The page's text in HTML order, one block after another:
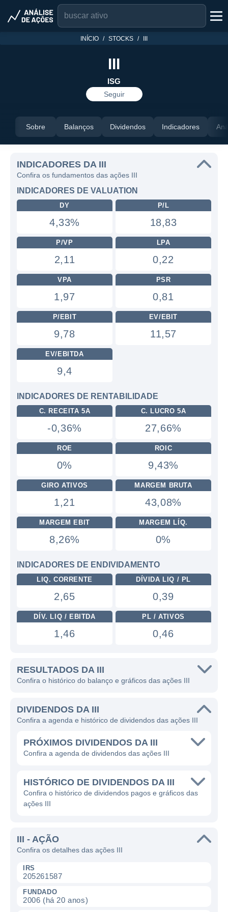
INÍCIO STOCKS
III
ISG
Seguir
Sobre Balanços Dividendos Indicadores
INDICADORES DA III
Confira os fundamentos das ações III
INDICADORES DE VALUATION
DY
4,33%
P/L
18,83
P/VP
2,11
LPA
0,22
VPA
1,97
PSR
0,81
P/EBIT
9,78
EV/EBIT
11,57
EV/EBITDA
9,4
INDICADORES DE RENTABILIDADE
C. RECEITA 5A
-0,36%
C. LUCRO 5A
27,66%
ROE
0%
ROIC
9,43%
GIRO ATIVOS
1,21
MARGEM BRUTA
43,08%
MARGEM EBIT
8,26%
MARGEM LÍQ.
0%
INDICADORES DE ENDIVIDAMENTO
LIQ. CORRENTE
2,65
DÍVIDA LIQ / PL
0,39
DÍV. LIQ / EBITDA
1,46
PL / ATIVOS
0,46
RESULTADOS DA III
Confira o histórico do balanço e gráficos das ações III
DIVIDENDOS DA III
Confira a agenda e histórico de dividendos das ações III
PRÓXIMOS DIVIDENDOS DA III
Confira a agenda de dividendos das ações III
HISTÓRICO DE DIVIDENDOS DA III
Confira o histórico de dividendos pagos e gráficos das
ações III
III - AÇÃO
Confira os detalhes das ações III
IRS
205261587
FUNDADO
2006 (há 20 anos)